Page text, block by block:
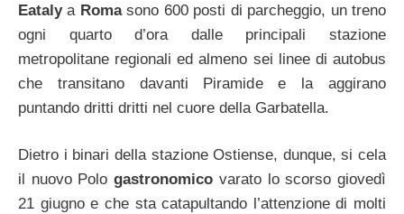
Eatalya Romasono 600 posti di parcheggio, un treno
ogni quarto d’ora dalle principali stazione
metropolitane regionali ed almeno sei linee di autobus
che transitano davanti Piramide e la aggirano
puntando dritti dritti nel cuore della Garbatella.
Dietro i binari della stazione Ostiense, dunque, si cela
il nuovo Pologastronomico varato lo scorso giovedì
21 giugno e che sta catapultando l’attenzione di molti